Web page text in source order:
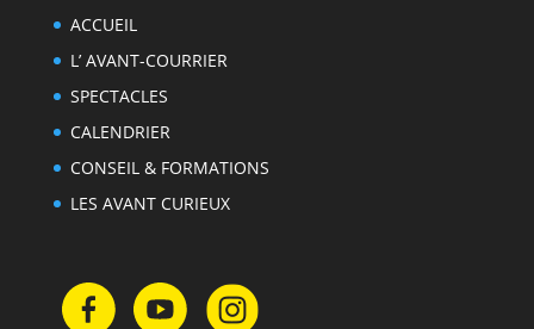
ACCUEIL
L’ AVANT-COURRIER
SPECTACLES
CALENDRIER
CONSEIL & FORMATIONS
LES AVANT CURIEUX